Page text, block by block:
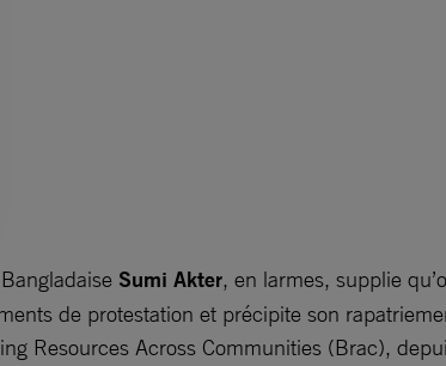
Sumi Akter, en larmes, supplie
de protestation et précipite son
Resources Across Communities (Brac),